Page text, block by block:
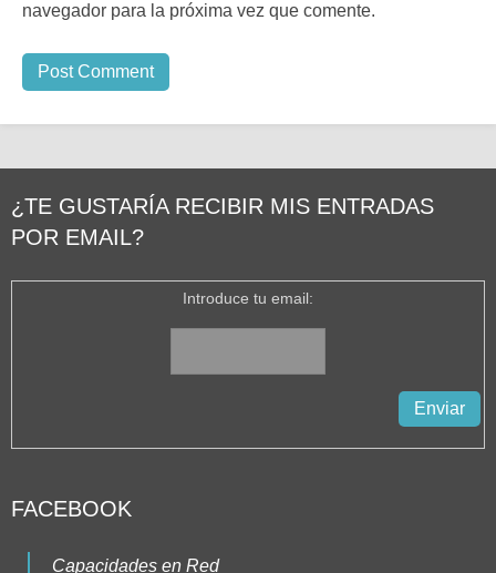
navegador para la próxima vez que comente.
¿TE GUSTARÍA RECIBIR MIS ENTRADAS
POR EMAIL?
Introduce tu email:
FACEBOOK
Capacidades en Red